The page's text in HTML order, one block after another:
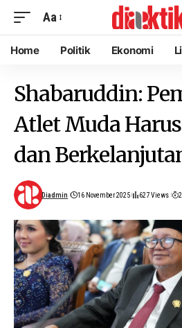
Aa
Home Politik Ekonomi
Shabaruddin:
Atlet Muda
dan
Diadmin 16 November 2025 627 Views